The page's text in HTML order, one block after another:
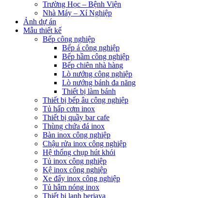
Trường Học – Bệnh Viện
Nhà Máy – Xí Nghiệp
Ảnh dự án
Mẫu thiết kế
Bếp công nghiệp
Bếp á công nghiệp
Bếp hầm công nghiệp
Bếp chiên nhà hàng
Lò nướng công nghiệp
Lò nướng bánh đa năng
Thiết bị làm bánh
Thiết bị bếp âu công nghiệp
Tủ hấp cơm inox
Thiết bị quầy bar cafe
Thùng chứa đá inox
Bàn inox công nghiệp
Chậu rửa inox công nghiệp
Hệ thống chụp hút khói
Tủ inox công nghiệp
Kệ inox công nghiệp
Xe đẩy inox công nghiệp
Tủ hâm nóng inox
Thiết bị lạnh berjaya